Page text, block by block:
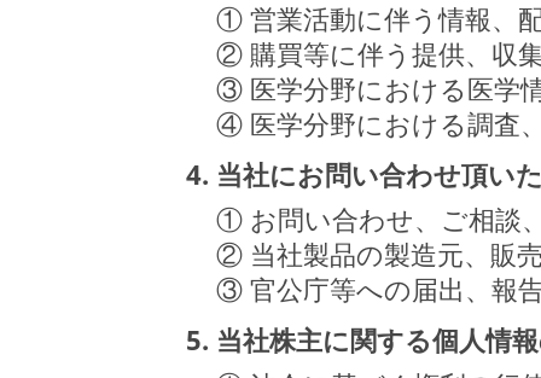
① 営業活動に伴う情報、
② 購買等に伴う提供、収
③ 医学分野における医学
④ 医学分野における調査
4. 当社にお問い合わせ頂い
① お問い合わせ、ご相談
② 当社製品の製造元、販
③ 官公庁等への届出、報
5. 当社株主に関する個人情